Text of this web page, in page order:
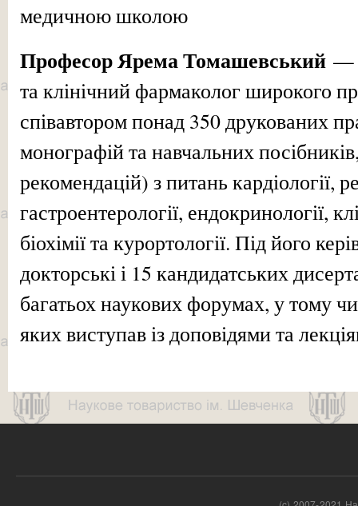
медичною школою
Професор Ярема Томашевський —
та клінічний фармаколог широкого
співавтором понад 350 друкованих
монографій та навчальних
рекомендацій) з питань кардіології,
гастроентерології, ендокринології,
біохімії та курортології. Під його
докторські і 15 кандидатських
багатьох наукових форумах, у тому
яких виступав із доповідями та